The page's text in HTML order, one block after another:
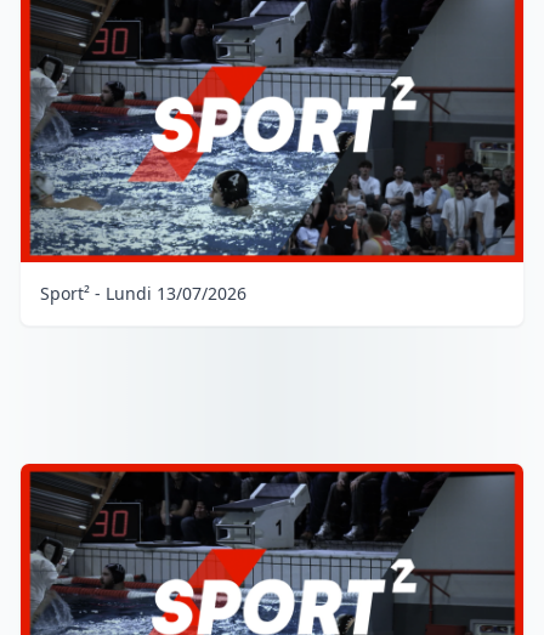
Sport² - Lundi 13/07/2026